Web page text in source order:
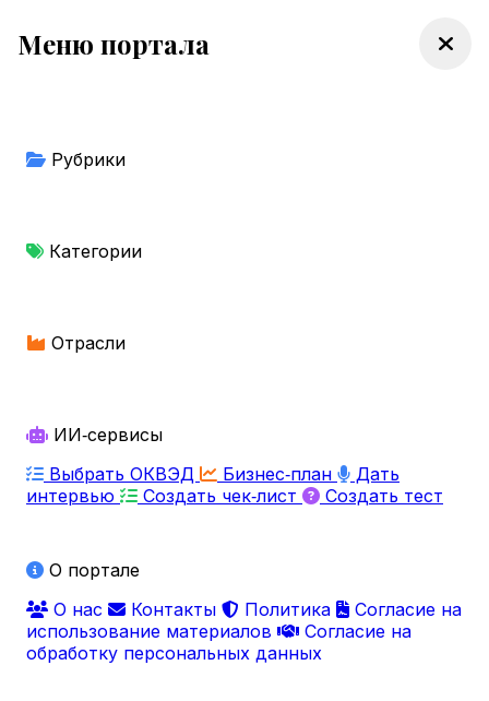
Меню портала
Рубрики
Категории
Отрасли
ИИ‑сервисы
Выбрать ОКВЭД
Бизнес‑план
Дать
интервью
Создать чек‑лист Создать тест
О портале
О нас
Контакты Политика
Согласие на
использование материалов
Согласие на
обработку персональных данных